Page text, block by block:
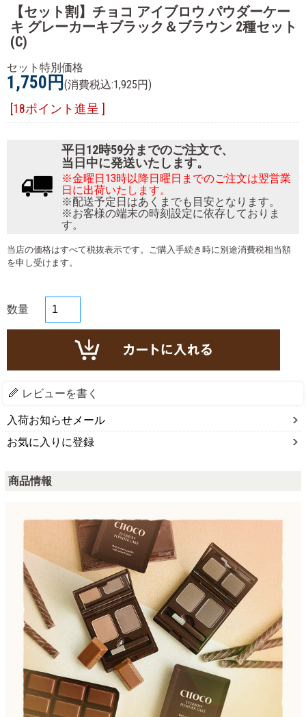
【セット割】チョコ アイブロウ パウダーケー
キ グレーカーキブラック＆ブラウン 2種セット
(C)
セット特別価格
1,750円 (消費税込:1,925円)
[18ポイント進呈 ]
平日12時59分までのご注文で、
当日中に発送いたします。
※金曜日13時以降日曜日までのご注文は翌営業
日に出荷いたします。
※配送予定日はあくまでも目安となります。
※お客様の端末の時刻設定に依存しておりま
す。
当店の価格はすべて税抜表示です。ご購入手続き時に別途消費税相当額
を申し受けます。
数量
レビューを書く
入荷お知らせメール
お気に入りに登録
商品情報